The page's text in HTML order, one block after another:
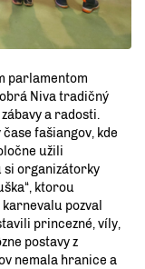
parlamentom
Niva tradičný
a radosti.
fašiangov, kde
užili
si organizátorky
ktorou
pozval
princezné, víly,
postavy z
nemala hranice a